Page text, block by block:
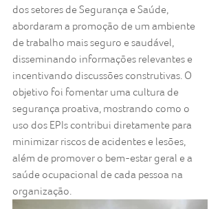
dos setores de Segurança e Saúde,
abordaram a promoção de um ambiente
de trabalho mais seguro e saudável,
disseminando informações relevantes e
incentivando discussões construtivas. O
objetivo foi fomentar uma cultura de
segurança proativa, mostrando como o
uso dos EPIs contribui diretamente para
minimizar riscos de acidentes e lesões,
além de promover o bem-estar geral e a
saúde ocupacional de cada pessoa na
organização.